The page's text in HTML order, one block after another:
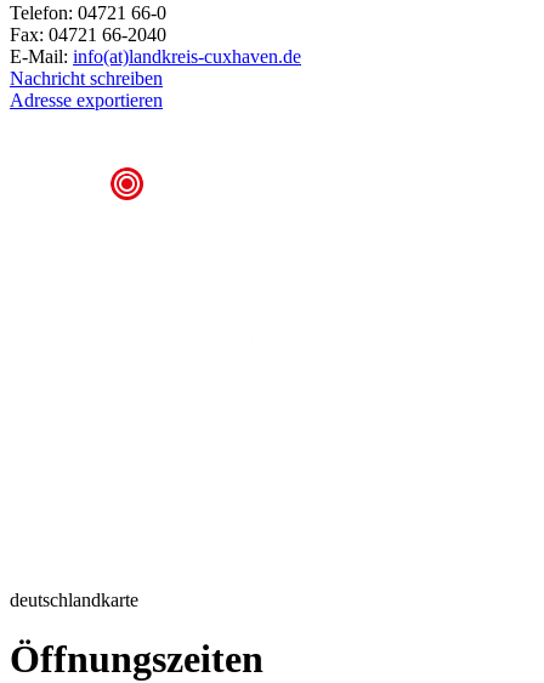
Telefon: 04721 66-0
Fax: 04721 66-2040
E-Mail: info(at)landkreis-cuxhaven.de
Nachricht schreiben
Adresse exportieren
deutschlandkarte
Öffnungszeiten